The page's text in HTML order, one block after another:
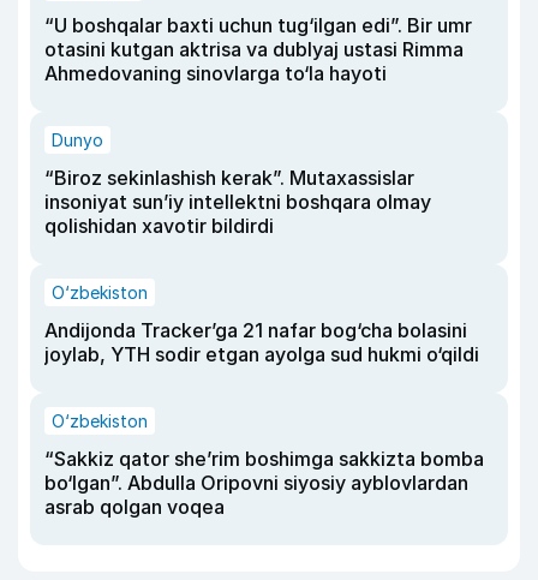
“U boshqalar baxti uchun tug‘ilgan edi”. Bir umr
otasini kutgan aktrisa va dublyaj ustasi Rimma
Ahmedovaning sinovlarga to‘la hayoti
Dunyo
“Biroz sekinlashish kerak”. Mutaxassislar
insoniyat sun’iy intellektni boshqara olmay
qolishidan xavotir bildirdi
O‘zbekiston
Andijonda Tracker’ga 21 nafar bog‘cha bolasini
joylab, YTH sodir etgan ayolga sud hukmi o‘qildi
O‘zbekiston
“Sakkiz qator she’rim boshimga sakkizta bomba
bo‘lgan”. Abdulla Oripovni siyosiy ayblovlardan
asrab qolgan voqea